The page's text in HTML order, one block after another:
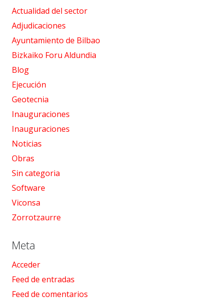
Actualidad del sector
Adjudicaciones
Ayuntamiento de Bilbao
Bizkaiko Foru Aldundia
Blog
Ejecución
Geotecnia
Inauguraciones
Inauguraciones
Noticias
Obras
Sin categoria
Software
Viconsa
Zorrotzaurre
Meta
Acceder
Feed de entradas
Feed de comentarios